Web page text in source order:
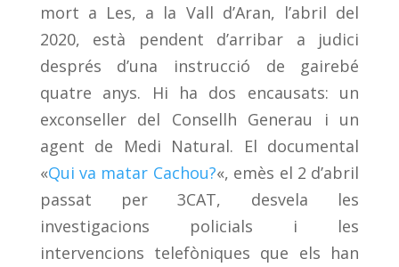
mort a Les, a la Vall d’Aran, l’abril del
2020, està pendent d’arribar a judici
després d’una instrucció de gairebé
quatre anys. Hi ha dos encausats: un
exconseller del Consellh Generau i un
agent de Medi Natural. El documental
«Qui va matar Cachou?«, emès el 2 d’abril
passat per 3CAT, desvela les
investigacions policials i les
intervencions telefòniques que els han